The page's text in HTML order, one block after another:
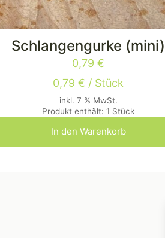
Schlangengurke (mini)
0,79 €
0,79 € / Stück
inkl. 7 % MwSt.
Produkt enthält: 1 Stück
In den Warenkorb